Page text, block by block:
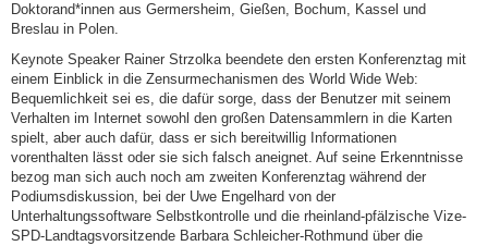
Doktorand*innen aus Germersheim, Gießen, Bochum, Kassel und
Breslau in Polen.
Keynote Speaker Rainer Strzolka beendete den ersten Konferenztag mit
einem Einblick in die Zensurmechanismen des World Wide Web:
Bequemlichkeit sei es, die dafür sorge, dass der Benutzer mit seinem
Verhalten im Internet sowohl den großen Datensammlern in die Karten
spielt, aber auch dafür, dass er sich bereitwillig Informationen
vorenthalten lässt oder sie sich falsch aneignet. Auf seine Erkenntnisse
bezog man sich auch noch am zweiten Konferenztag während der
Podiumsdiskussion, bei der Uwe Engelhard von der
Unterhaltungssoftware Selbstkontrolle und die rheinland-pfälzische Vize-
SPD-Landtagsvorsitzende Barbara Schleicher-Rothmund über die